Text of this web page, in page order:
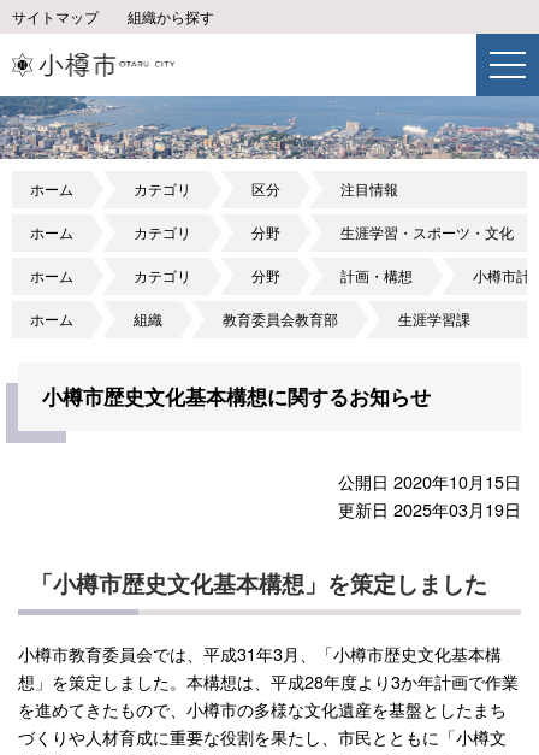
サイトマップ 組織から探す
ホーム カテゴリ 区分 注目情報
ホーム カテゴリ 分野 生涯学習・スポーツ・文化
ホーム カテゴリ 分野 計画・構想 小樽市計
ホーム 組織 教育委員会教育部 生涯学習課
小樽市歴史文化基本構想に関するお知らせ
公開日 2020年10月15日
更新日 2025年03月19日
「小樽市歴史文化基本構想」を策定しました
小樽市教育委員会では、平成31年3月、「小樽市歴史文化基本構
想」を策定しました。本構想は、平成28年度より3か年計画で作業
を進めてきたもので、小樽市の多様な文化遺産を基盤としたまち
づくりや人材育成に重要な役割を果たし、市民とともに「小樽文